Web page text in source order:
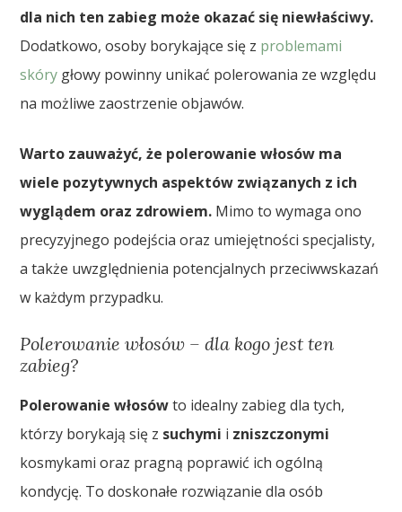
dla nich ten zabieg może okazać się niewłaściwy.
Dodatkowo, osoby borykające się z problemami
skóry głowy powinny unikać polerowania ze względu
na możliwe zaostrzenie objawów.
Warto zauważyć, że polerowanie włosów ma
wiele pozytywnych aspektów związanych z ich
wyglądem oraz zdrowiem. Mimo to wymaga ono
precyzyjnego podejścia oraz umiejętności specjalisty,
a także uwzględnienia potencjalnych przeciwwskazań
w każdym przypadku.
Polerowanie włosów – dla kogo jest ten
zabieg?
Polerowanie włosówto idealny zabieg dla tych,
którzy borykają się z suchymi i zniszczonymi
kosmykami oraz pragną poprawić ich ogólną
kondycję. To doskonałe rozwiązanie dla osób